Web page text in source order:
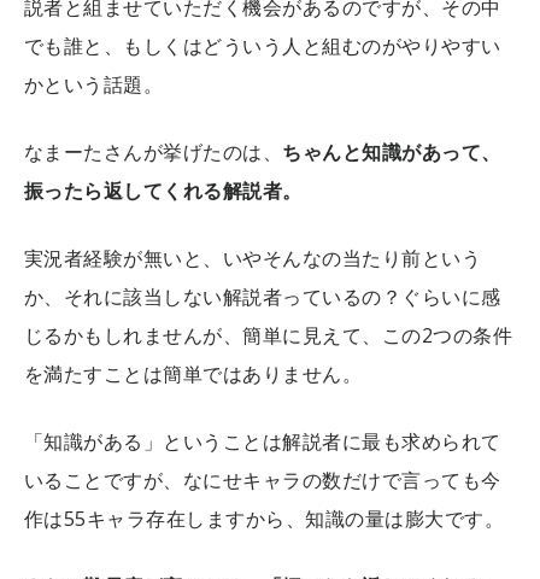
説者と組ませていただく機会があるのですが、その中
でも誰と、もしくはどういう人と組むのがやりやすい
かという話題。
なまーたさんが挙げたのは、 ちゃんと知識があって、
振ったら返してくれる解説者。
実況者経験が無いと、いやそんなの当たり前という
か、それに該当しない解説者っているの？ぐらいに感
じるかもしれませんが、簡単に見えて、この2つの条件
を満たすことは簡単ではありません。
「知識がある」ということは解説者に最も求められて
いることですが、なにせキャラの数だけで言っても今
作は55キャラ存在しますから、知識の量は膨大です。